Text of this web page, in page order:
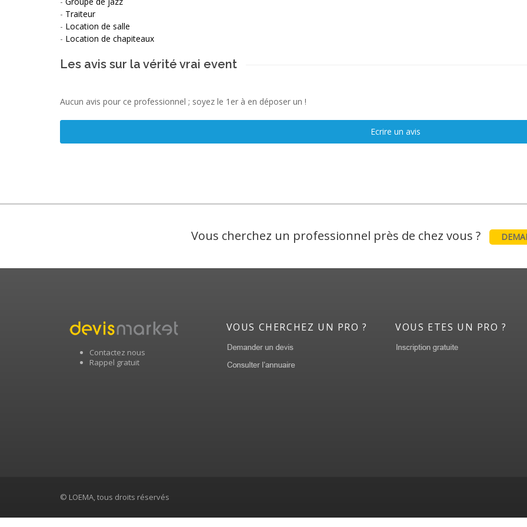
- Traiteur
- Location de salle
- Location de chapiteaux
Les avis sur la vérité vrai event
Aucun avis pour ce professionnel ; soyez le 1er à en déposer un !
Ecrire un avis
Vous cherchez un professionnel près de chez vous ?
Contactez nous
Rappel gratuit
VOUS CHERCHEZ UN PRO ? VOUS ETES UN PRO ?
© LOEMA, tous droits réservés